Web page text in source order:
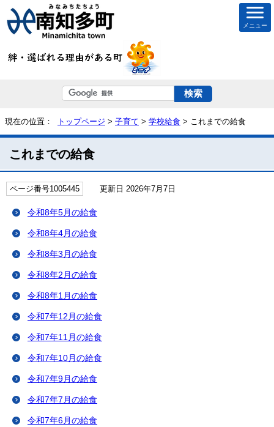
メニュー
現在の位置： トップページ > 子育て > 学校給食 > これまでの給食
これまでの給食
ページ番号1005445 更新日 2026年7月7日
令和8年5月の給食
令和8年4月の給食
令和8年3月の給食
令和8年2月の給食
令和8年1月の給食
令和7年12月の給食
令和7年11月の給食
令和7年10月の給食
令和7年9月の給食
令和7年7月の給食
令和7年6月の給食